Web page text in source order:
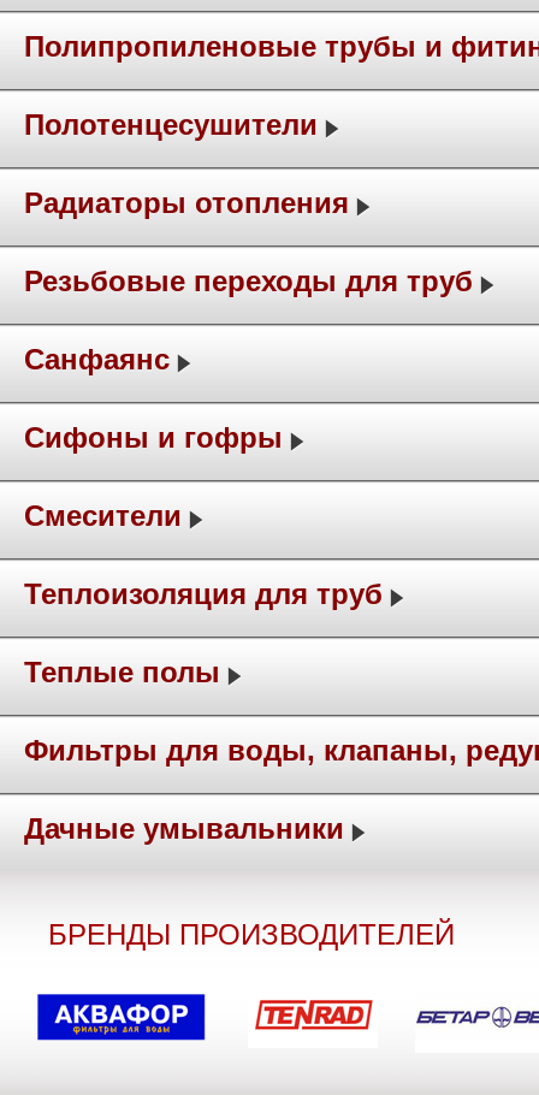
Полипропиленовые трубы и
Полотенцесушители
Радиаторы отопления
Резьбовые переходы для труб
Санфаянс
Сифоны и гофры
Смесители
Теплоизоляция для труб
Теплые полы
Фильтры для воды, клапаны,
Дачные умывальники
БРЕНДЫ ПРОИЗВОДИТЕЛЕЙ